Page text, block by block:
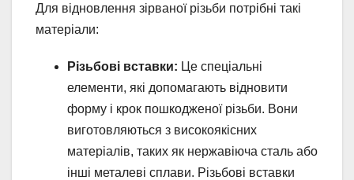
Для відновлення зірваної різьби потрібні такі
матеріали:
Різьбові вставки: Це спеціальні
елементи, які допомагають відновити
форму і крок пошкодженої різьби. Вони
виготовляються з високоякісних
матеріалів, таких як нержавіюча сталь або
інші металеві сплави. Різьбові вставки